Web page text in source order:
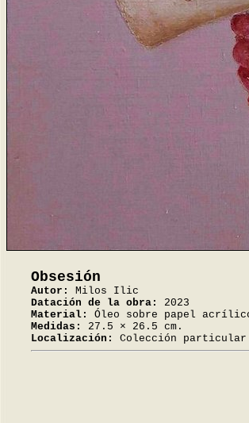
Obsesión
Autor:
Milos Ilic
Datación de la obra:
2023
Material:
Óleo sobre papel
Medidas:
27.5 × 26.5 cm.
Localización:
Colección particular